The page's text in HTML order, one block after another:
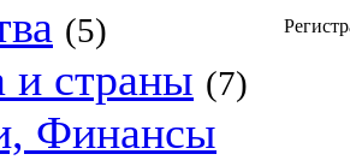
(5)
и страны (7)
Финансы